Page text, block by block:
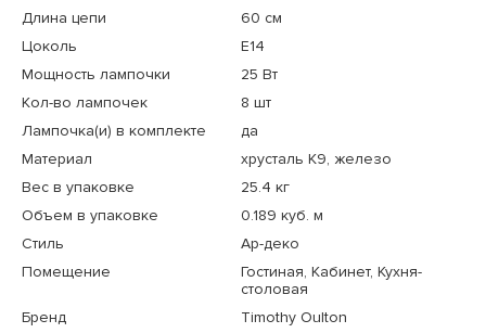
Длина цепи
60 см
Цоколь
E14
Мощность лампочки
25 Вт
Кол-во лампочек
8 шт
Лампочка(и) в комплекте
да
Материал
хрусталь К9, железо
Вес в упаковке
25.4 кг
Объем в упаковке
0.189 куб. м
Стиль
Ар-деко
Помещение
Гостиная, Кабинет, Кухня-
столовая
Бренд
Timothy Oulton